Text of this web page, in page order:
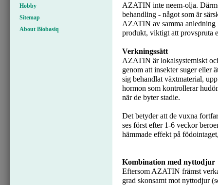
Hobby
Sitemap
About Biobasiq
AZATIN inte neem-olja.
behandling - något som är
AZATIN av samma
produkt, viktigt att provspruta
Verkningssätt
AZATIN är lokalsystemiskt
genom att insekter suger eller
sig behandlat växtmaterial,
hormon som kontrollerar
när de byter stadie.
Det betyder att de vuxna
ses först efter 1-6 veckor
hämmade effekt på
Kombination med nyttodjur
Eftersom AZATIN främst
grad skonsamt mot nyttodjur